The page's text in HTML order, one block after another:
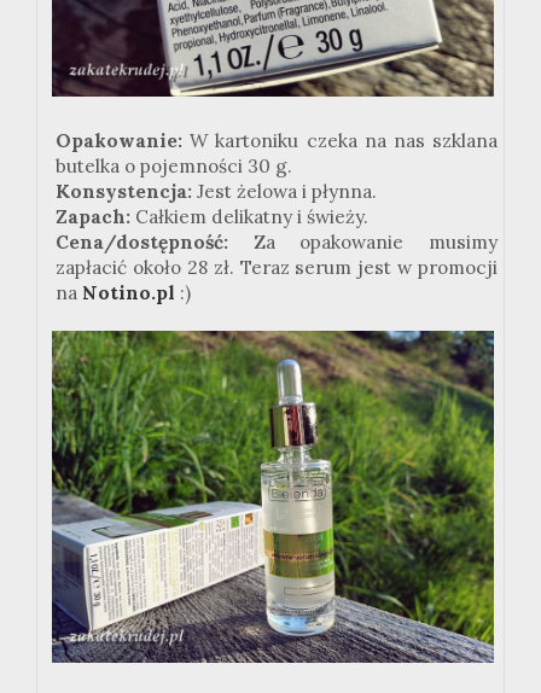
Opakowanie:W kartoniku czeka na nas szklana
butelka o pojemności 30 g.
Konsystencja: Jest żelowa i płynna.
Zapach: Całkiem delikatny i świeży.
Cena/dostępność: Za opakowanie musimy
zapłacić około 28 zł. Teraz serum jest w promocji
na Notino.pl :)